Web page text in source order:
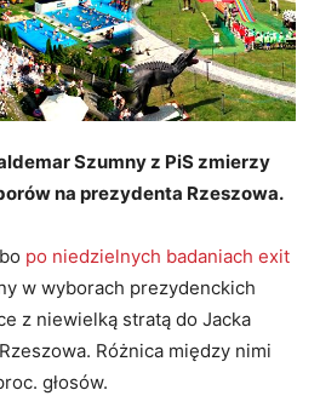
Szumny z PiS zmierzy
na prezydenta Rzeszowa.
po niedzielnych badaniach exit
w wyborach prezydenckich
z niewielką stratą do Jacka
Różnica między nimi
głosów.